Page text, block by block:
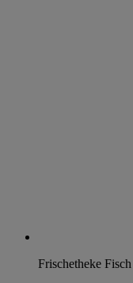
Frischetheke Fisch